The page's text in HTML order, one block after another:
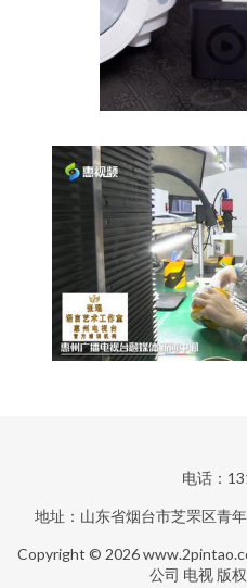
电话：
地址：山东省烟台市芝罘区青
Copyright © 2026
公司 电视 版